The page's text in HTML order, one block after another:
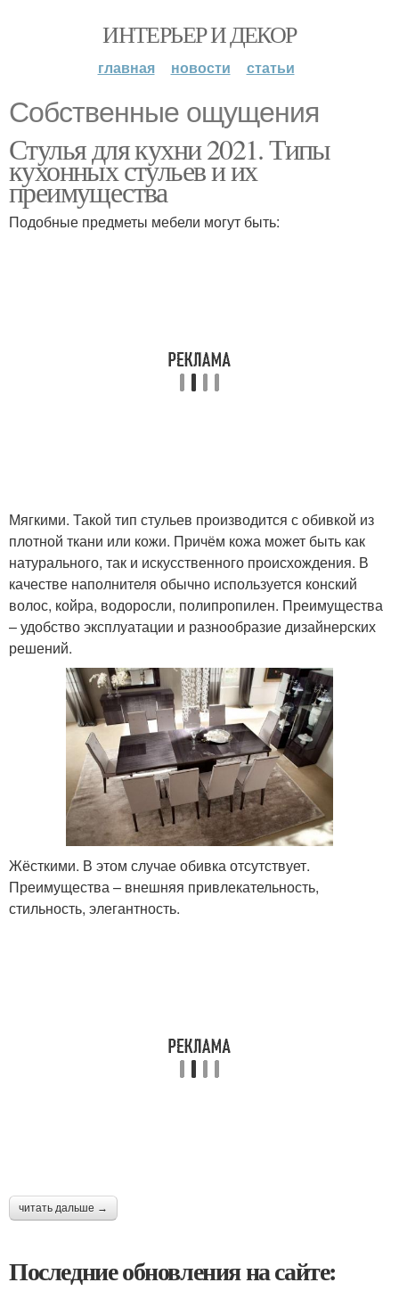
ИНТЕРЬЕР И ДЕКОР
главная новости статьи
Собственные ощущения
Стулья для кухни 2021. Типы
кухонных стульев и их
преимущества
Подобные предметы мебели могут быть:
Мягкими. Такой тип стульев производится с обивкой из
плотной ткани или кожи. Причём кожа может быть как
натурального, так и искусственного происхождения. В
качестве наполнителя обычно используется конский
волос, койра, водоросли, полипропилен. Преимущества
– удобство эксплуатации и разнообразие дизайнерских
решений.
Жёсткими. В этом случае обивка отсутствует.
Преимущества – внешняя привлекательность,
стильность, элегантность.
читать дальше →
Последние обновления на сайте: